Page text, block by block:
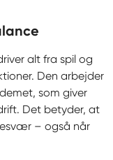
alt fra spil og
Den arbejder
som giver
Det betyder, at
– også når